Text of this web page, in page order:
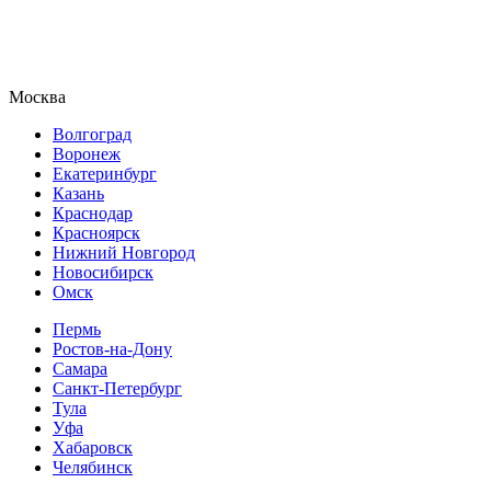
Москва
Волгоград
Воронеж
Екатеринбург
Казань
Краснодар
Красноярск
Нижний Новгород
Новосибирск
Омск
Пермь
Ростов-на-Дону
Самара
Санкт-Петербург
Тула
Уфа
Хабаровск
Челябинск